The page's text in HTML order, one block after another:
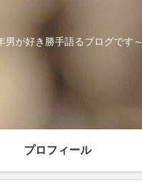
男が好き勝手語るブログです～
プロフィール